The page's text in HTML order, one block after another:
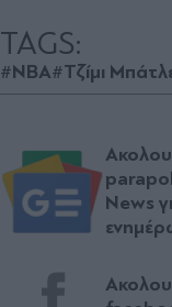
TAGS:
#NBA#Τζίμι
News